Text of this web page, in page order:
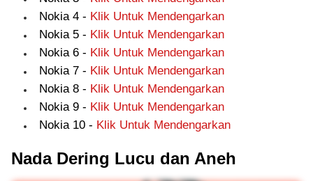
Nokia 4 - Klik Untuk Mendengarkan
Nokia 5 - Klik Untuk Mendengarkan
Nokia 6 - Klik Untuk Mendengarkan
Nokia 7 - Klik Untuk Mendengarkan
Nokia 8 - Klik Untuk Mendengarkan
Nokia 9 - Klik Untuk Mendengarkan
Nokia 10 - Klik Untuk Mendengarkan
Nada Dering Lucu dan Aneh